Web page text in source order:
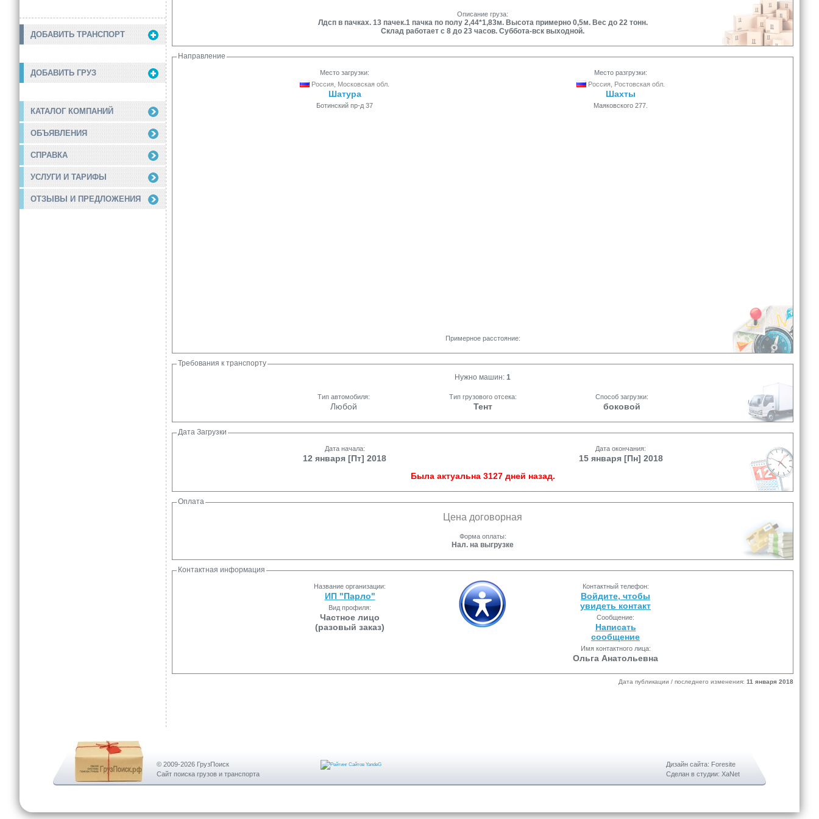
ДОБАВИТЬ ТРАНСПОРТ
ДОБАВИТЬ ГРУЗ
КАТАЛОГ КОМПАНИЙ
ОБЪЯВЛЕНИЯ
СПРАВКА
УСЛУГИ И ТАРИФЫ
ОТЗЫВЫ И ПРЕДЛОЖЕНИЯ
Описание груза:
Лдсп в пачках. 13 пачек.1 пачка по полу 2,44*1,83м. Высота примерно 0,5м. Вес до 22 тонн.
Склад работает с 8 до 23 часов. Суббота-вск выходной.
Направление
Место загрузки:
Россия, Московская обл.
Шатура
Ботинский пр-д 37
Место разгрузки:
Россия, Ростовская обл.
Шахты
Маяковского 277.
Примерное расстояние:
Требования к транспорту
Нужно машин: 1
Тип автомобиля:
Любой
Тип грузового отсека:
Тент
Способ загрузки:
боковой
Дата Загрузки
Дата начала:
12 января [Пт] 2018
Дата окончания:
15 января [Пн] 2018
Была актуальна 3127 дней назад.
Оплата
Цена договорная
Форма оплаты:
Нал. на выгрузке
Контактная информация
Название организации:
ИП "Парло"
Вид профиля:
Частное лицо
(разовый заказ)
Контактный телефон:
Войдите, чтобы
увидеть контакт
Сообщение:
Написать
сообщение
Имя контактного лица:
Ольга Анатольевна
Дата публикации / последнего изменения: 11 января 2018
© 2009-2026 ГрузПоиск
Сайт поиска грузов и транспорта
Дизайн сайта: Foresite
Сделан в студии: XaNet